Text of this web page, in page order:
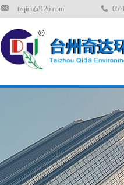
tzqida@126.com